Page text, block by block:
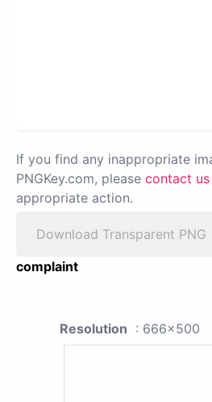
If you find any inappropriate
PNGKey.com, please contact us
appropriate action.
Download Transparent PNG
complaint
Resolution : 666x500